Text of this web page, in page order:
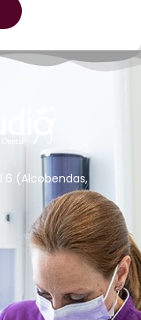
6 (Alcobendas,